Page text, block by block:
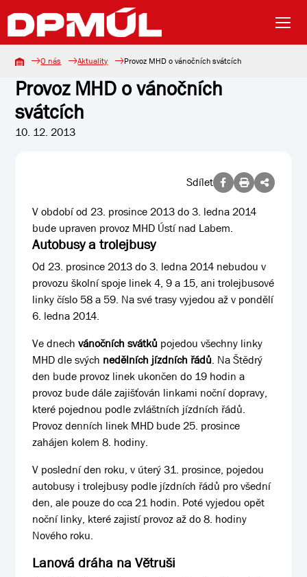
O nás Aktuality Provoz MHD o vánočních svátcích
Provoz MHD o vánočních
svátcích
10. 12. 2013
Sdílet
V období od 23. prosince 2013 do 3. ledna 2014
bude upraven provoz MHD Ústí nad Labem.
Autobusy a trolejbusy
Od 23. prosince 2013 do 3. ledna 2014 nebudou v
provozu školní spoje linek 4, 9 a 15, ani trolejbusové
linky číslo 58 a 59. Na své trasy vyjedou až v pondělí
6. ledna 2014.
Ve dnechvánočních svátků pojedou všechny linky
MHD dle svých nedělních jízdních řádů. Na Štědrý
den bude provoz linek ukončen do 19 hodin a
provoz bude dále zajišťován linkami noční dopravy,
které pojednou podle zvláštních jízdních řádů.
Provoz denních linek MHD bude 25. prosince
zahájen kolem 8. hodiny.
V poslední den roku, v úterý 31. prosince, pojedou
autobusy i trolejbusy podle jízdních řádů pro všední
den, ale pouze do cca 21 hodin. Poté vyjedou opět
noční linky, které zajistí provoz až do 8. hodiny
Nového roku.
Lanová dráha na Větruši